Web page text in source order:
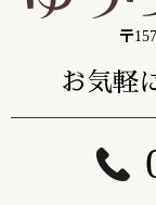
〒
お気軽